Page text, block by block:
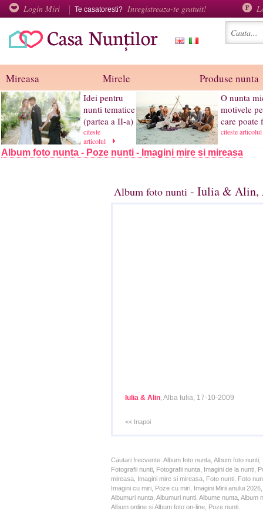
Login Miri Te casatoresti? Inregistreaza-te gratuit!
Mireasa Mirele Produse nunta
Idei pentru
nunti tematice
(partea a II-a)
citeste
articolul
O nunta
motivele
care poate
citeste
Album foto nunta - Poze nunti - Imagini mire si mireasa
Album foto nunti - Iulia & Alin,
Iulia & Alin, Alba Iulia, 17-10-2009
<< Inapoi
Cautari frecvente: Album foto nunta, Album foto
Fotografii nunti, Fotografii nunta, Imagini de la nunti,
mireasa, Imagini mire si mireasa, Foto nunti, Foto
Imagini cu miri, Poze cu miri, Imagini Mirii anului
Albumuri nunta, Albumuri nunti, Albume nunta,
Album online si Album foto on-line, Poze nunti.